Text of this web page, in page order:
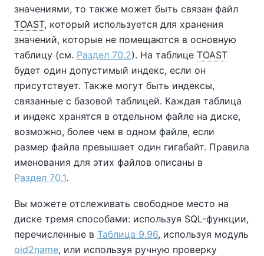
значениями, то также может быть связан файл
TOAST, который используется для хранения
значений, которые не помещаются в основную
таблицу (см. Раздел 70.2). На таблице TOAST
будет один допустимый индекс, если он
присутствует. Также могут быть индексы,
связанные с базовой таблицей. Каждая таблица
и индекс хранятся в отдельном файле на диске,
возможно, более чем в одном файле, если
размер файла превышает один гигабайт. Правила
именования для этих файлов описаны в
Раздел 70.1.
Вы можете отслеживать свободное место на
диске тремя способами: используя SQL-функции,
перечисленные в Таблица 9.96, используя модуль
oid2name, или используя ручную проверку